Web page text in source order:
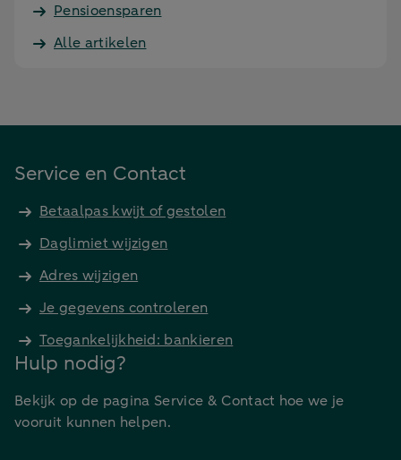
Pensioensparen
Alle artikelen
Service en Contact
Betaalpas kwijt of gestolen
Daglimiet wijzigen
Adres wijzigen
Je gegevens controleren
Toegankelijkheid: bankieren
Hulp nodig?
Bekijk op de pagina Service & Contact hoe we je
vooruit kunnen helpen.